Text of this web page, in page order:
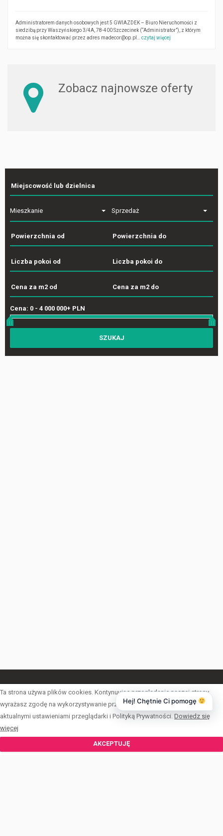
Administratorem danych osobowych jest 5 GWIAZDEK – Biuro Nieruchomości z
siedzibą przy Waszyńskiego 3/4A, 78-400 Szczecinek (“Administrator”), z którym
można się skontaktować przez adres madecor@op.pl… czytaj więcej
Zobacz najnowsze oferty
Mieszkanie Sprzedaż
Cena: 0 - 4 000 000+ PLN
DOMY
DZIAŁKI
LOKALE UŻYTKOWE
Ta strona używa plików cookies. Kontynuując przeglądanie naszej strony,
wyrażasz zgodę na wykorzystywanie przez nas plików cookies zgodnie z
aktualnymi ustawieniami przeglądarki i Polityką Prywatności. Dowiedz się
więcej
AKCEPTUJĘ
Hej! Chętnie Ci pomogę